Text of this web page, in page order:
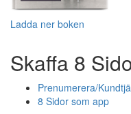
Ladda ner boken
Skaffa 8
Prenumerera/
8 Sidor som app